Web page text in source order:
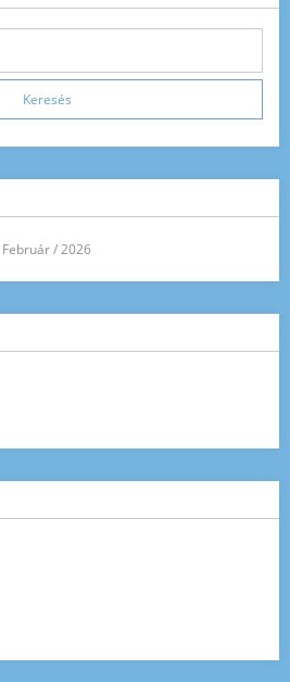
Február / 2026